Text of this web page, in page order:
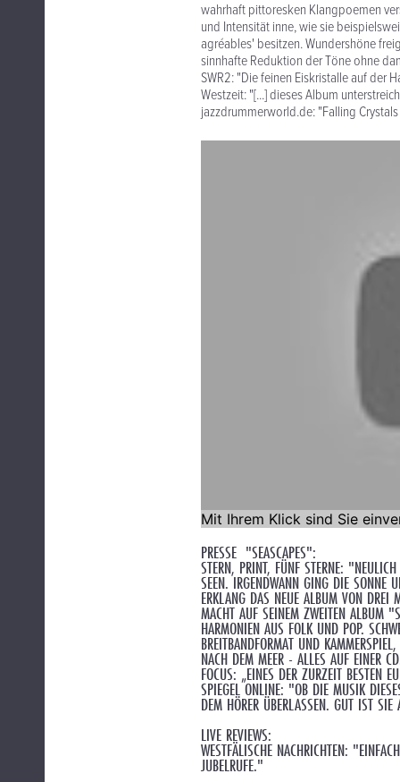
wahrhaft pittoresken Klangpoemen
und Intensität inne, wie sie
agréables' besitzen. Wundershöne
sinnhafte Reduktion der Töne ohne
SWR2: "Die feinen Eiskristalle auf der
Westzeit: "[...] dieses Album
jazzdrummerworld.de: "Falling
PRESSE "SEASCAPES":
STERN, PRINT, FÜNF STERNE:
SEEN. IRGENDWANN GING DIE SONNE
ERKLANG DAS NEUE ALBUM VON
MACHT AUF SEINEM ZWEITEN ALBUM
HARMONIEN AUS FOLK UND POP.
REITBANDFORMAT UND KAMMERSPIEL,
CH DEM MEER - ALLES AUF EINER CD.
FOCUS: „EINES DER ZURZEIT BESTEN
SPIEGEL ONLINE: "OB DIE MUSIK
DEM HÖRER ÜBERLASSEN. GUT IST
LIVE REVIEWS:
WESTFÄLISCHE NACHRICHTEN:
JUBELRUFE."